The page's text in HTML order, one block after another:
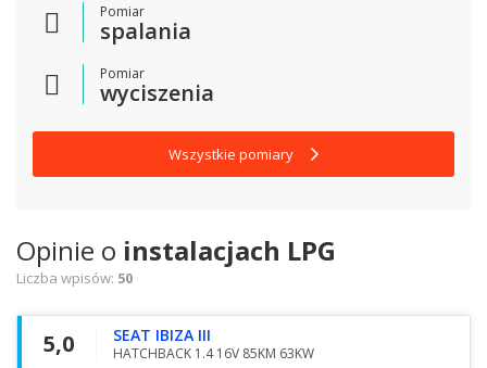
Pomiar
spalania
Pomiar
wyciszenia
Wszystkie pomiary
Opinie o instalacjach LPG
Liczba wpisów: 50
5,0 SEAT IBIZA III
HATCHBACK 1.4 16V 85KM 63KW